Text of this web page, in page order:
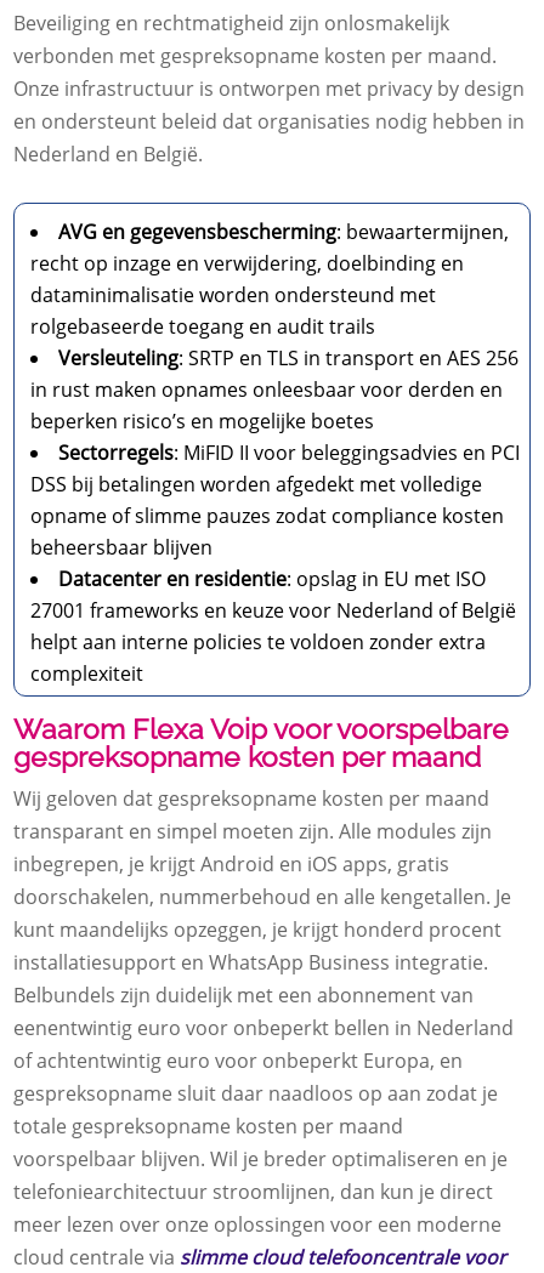
Beveiliging en rechtmatigheid zijn onlosmakelijk
verbonden met gespreksopname kosten per maand.​
Onze infrastructuur is ontworpen met privacy by design
en ondersteunt beleid dat organisaties nodig hebben in
Nederland en België.​
AVG en gegevensbescherming: bewaartermijnen,
recht op inzage en verwijdering, doelbinding en
dataminimalisatie worden ondersteund met
rolgebaseerde toegang en audit trails
Versleuteling: SRTP en TLS in transport en AES 256
in rust maken opnames onleesbaar voor derden en
beperken risico’s en mogelijke boetes
Sectorregels: MiFID II voor beleggingsadvies en PCI
DSS bij betalingen worden afgedekt met volledige
opname of slimme pauzes zodat compliance kosten
beheersbaar blijven
Datacenter en residentie: opslag in EU met ISO
27001 frameworks en keuze voor Nederland of België
helpt aan interne policies te voldoen zonder extra
complexiteit
Waarom Flexa Voip voor voorspelbare
gespreksopname kosten per maand
Wij geloven dat gespreksopname kosten per maand
transparant en simpel moeten zijn.​ Alle modules zijn
inbegrepen, je krijgt Android en iOS apps, gratis
doorschakelen, nummerbehoud en alle kengetallen.​ Je
kunt maandelijks opzeggen, je krijgt honderd procent
installatiesupport en WhatsApp Business integratie.​
Belbundels zijn duidelijk met een abonnement van
eenentwintig euro voor onbeperkt bellen in Nederland
of achtentwintig euro voor onbeperkt Europa, en
gespreksopname sluit daar naadloos op aan zodat je
totale gespreksopname kosten per maand
voorspelbaar blijven.​ Wil je breder optimaliseren en je
telefoniearchitectuur stroomlijnen, dan kun je direct
meer lezen over onze oplossingen voor een moderne
cloud centrale via slimme cloud telefooncentrale voor